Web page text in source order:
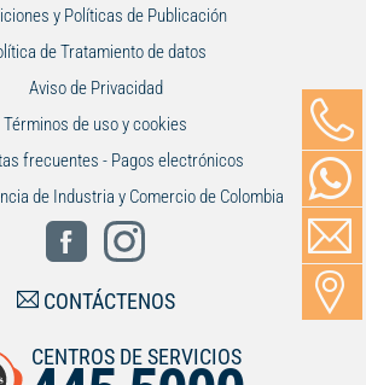
y Políticas de Publicación
de Tratamiento de datos
Aviso de Privacidad
Términos de uso y cookies
frecuentes - Pagos electrónicos
de Industria y Comercio de Colombia
CONTÁCTENOS
CENTROS DE SERVICIOS